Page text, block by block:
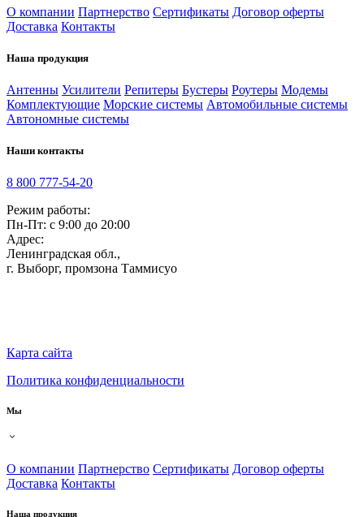
О компании Партнерство Сертификаты Договор оферты
Доставка Контакты
Наша продукция
Антенны Усилители Репитеры Бустеры Роутеры Модемы
Комплектующие Морские системы Автомобильные системы
Автономные системы
Наши контакты
8 800 777-54-20
Режим работы:
Пн-Пт: с 9:00 до 20:00
Адрес:
Ленинградская обл.,
г. Выборг, промзона Таммисуо
Карта сайта
Политика конфиденциальности
Мы
О компании Партнерство Сертификаты Договор оферты
Доставка Контакты
Наша продукция